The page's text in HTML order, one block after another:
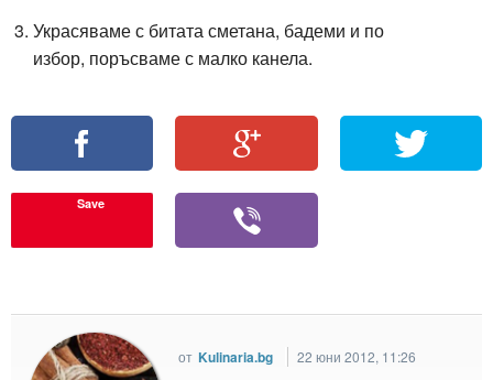
Украсяваме с битата сметана, бадеми и по
избор, поръсваме с малко канела.
Save
от Kulinaria.bg
22 юни 2012, 11:26